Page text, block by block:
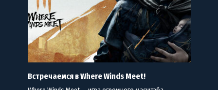
Встречаемся в Where Winds Meet!